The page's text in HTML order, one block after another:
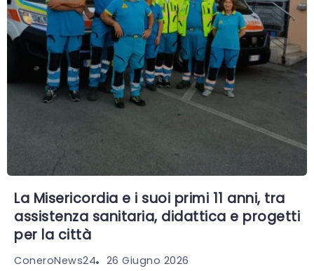
La Misericordia e i suoi primi 11 anni, tra
assistenza sanitaria, didattica e progetti
per la città
ConeroNews24 26 Giugno 2026